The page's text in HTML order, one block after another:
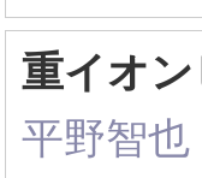
重イオ
平野智也